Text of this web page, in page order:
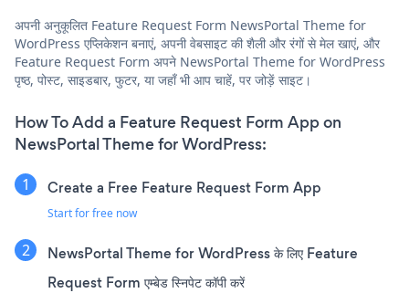
अपनी अनुकूलित Feature Request Form NewsPortal Theme for
WordPress एप्लिकेशन बनाएं, अपनी वेबसाइट की शैली और रंगों से मेल खाएं, और
Feature Request Form अपने NewsPortal Theme for WordPress
पृष्ठ, पोस्ट, साइडबार, फुटर, या जहाँ भी आप चाहें, पर जोड़ें साइट।
How To Add a Feature Request Form App on
NewsPortal Theme for WordPress:
Create a Free Feature Request Form App
Start for free now
NewsPortal Theme for WordPress के लिए Feature
Request Form एम्बेड स्निपेट कॉपी करें